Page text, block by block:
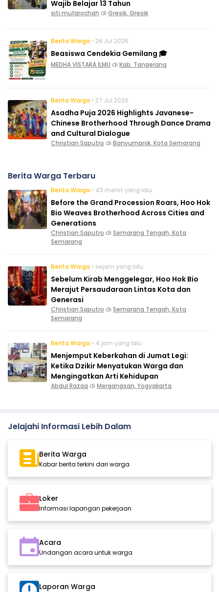
Wajib Belajar 13 Tahun
siti mufarochah di Gresik, Gresik
Berita Warga • 26 Jul 2026
Beasiswa Cendekia Gemilang 🎓
MEDHA VISTARA ILMU di Kab. Tangerang
Berita Warga • 27 Jul 2026
Asadha Puja 2026 Highlights Javanese-
Chinese Brotherhood Through Dance Drama
and Cultural Dialogue
Christian Saputro di Banyumanik, Kota Semarang
Berita Warga Terbaru
Berita Warga • 43 menit yang lalu
Before the Grand Procession Roars, Hoo Hok
Bio Weaves Brotherhood Across Cities and
Generations
Christian Saputro di Semarang Tengah, Kota
Semarang
Berita Warga • sejam yang lalu
Sebelum Kirab Menggelegar, Hoo Hok Bio
Merajut Persaudaraan Lintas Kota dan
Generasi
Christian Saputro di Semarang Tengah, Kota
Semarang
Berita Warga • 4 jam yang lalu
Menjemput Keberkahan di Jumat Legi:
Ketika Dzikir Menyatukan Warga dan
Mengingatkan Arti Kehidupan
Abdul Razaq di Mergangsan, Yogyakarta
Jelajahi Informasi Lebih Dalam
Berita Warga
Kabar berita terkini dari warga
Loker
Informasi lapangan pekerjaan
Acara
Undangan acara untuk warga
Laporan Warga